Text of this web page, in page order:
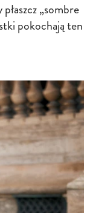
„sombre
pokochają ten